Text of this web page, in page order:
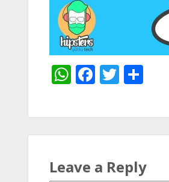
WhatsApp
Facebook
Twitter
Leave a Reply